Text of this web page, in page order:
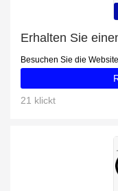
Besuchen Sie die Website
21 klickt